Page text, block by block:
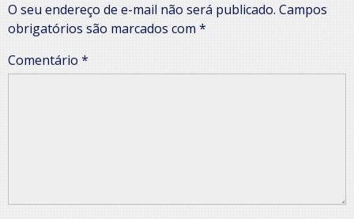
O seu endereço de e-mail não será publicado. Campos
obrigatórios são marcados com *
Comentário *